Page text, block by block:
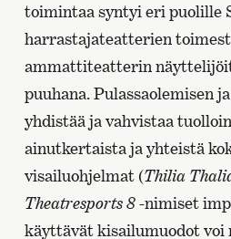
toimintaa syntyi eri puolille
harrastajateatterien
ammattiteatterin
puuhana. Pulassaolemisen
yhdistää ja vahvistaa
ainutkertaista ja yhteistä
visailuohjelmat (Thilia
Theatresports 8-nimiset
käyttävät kisailumuodot voi